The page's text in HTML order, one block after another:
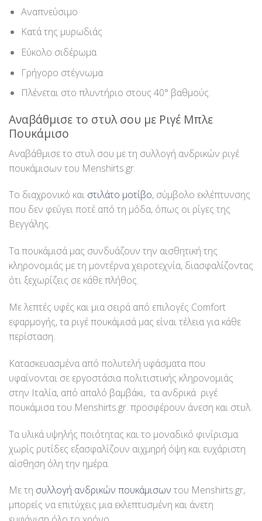
Αναπνεύσιμο
Κατά της μυρωδιάς
Εύκολο σιδέρωμα
Γρήγορο στέγνωμα
Πλένεται στο πλυντήριο στους 40° βαθμούς.
Αναβάθμισε το στυλ σου με Ριγέ Μπλε
Πουκάμισο
Αναβάθμισε το στυλ σου με τη συλλογή ανδρικών ριγέ
πουκάμισων του Menshirts.gr.
Το διαχρονικό και στιλάτο μοτίβο, σύμβολο εκλέπτυνσης
που δεν φεύγει ποτέ από τη μόδα, όπως οι ρίγες της
Βεγγάλης.
Τα πουκάμισά μας συνδυάζουν την αισθητική της
κληρονομιάς με τη μοντέρνα χειροτεχνία, διασφαλίζοντας
ότι ξεχωρίζεις σε κάθε πλήθος.
Με λεπτές υφές και μια σειρά από επιλογές Comfort
εφαρμογής, τα ριγέ πουκάμισά μας είναι τέλεια για κάθε
περίσταση.
Κατασκευασμένα από πολυτελή υφάσματα που
υφαίνονται σε εργοστάσια πολιτιστικής κληρονομιάς
στην Ιταλία, από απαλό βαμβάκι, τα ανδρικά ριγέ
πουκάμισα του Menshirts.gr. προσφέρουν άνεση και στυλ.
Τα υλικά υψηλής ποιότητας και το μοναδικό φινίρισμα
χωρίς ρυτίδες εξασφαλίζουν αιχμηρή όψη και ευχάριστη
αίσθηση όλη την ημέρα.
Με τη συλλογή ανδρικών πουκάμισων του Menshirts.gr,
μπορείς να επιτύχεις μια εκλεπτυσμένη και άνετη